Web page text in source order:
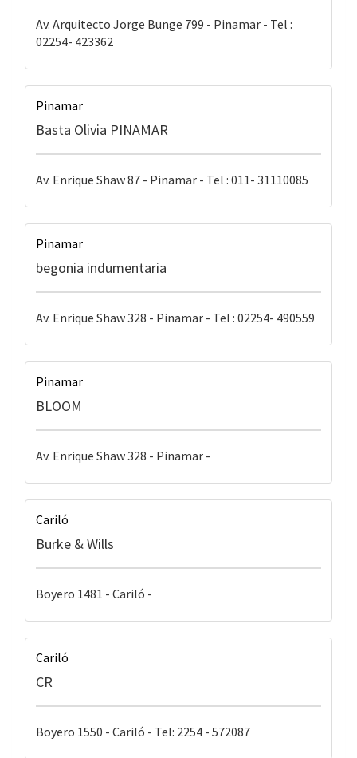
Av. Arquitecto Jorge Bunge 799 - Pinamar - Tel :
02254- 423362
Pinamar
Basta Olivia PINAMAR
Av. Enrique Shaw 87 - Pinamar - Tel : 011- 31110085
Pinamar
begonia indumentaria
Av. Enrique Shaw 328 - Pinamar - Tel : 02254- 490559
Pinamar
BLOOM
Av. Enrique Shaw 328 - Pinamar -
Cariló
Burke & Wills
Boyero 1481 - Cariló -
Cariló
CR
Boyero 1550 - Cariló - Tel: 2254 - 572087